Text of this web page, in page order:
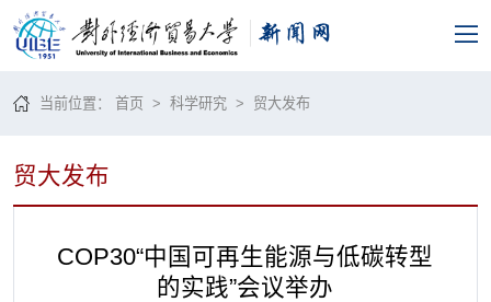
当前位置：首页 >科学研究 > 贸大发布
贸大发布
COP30“中国可再生能源与低碳转型
的实践”会议举办